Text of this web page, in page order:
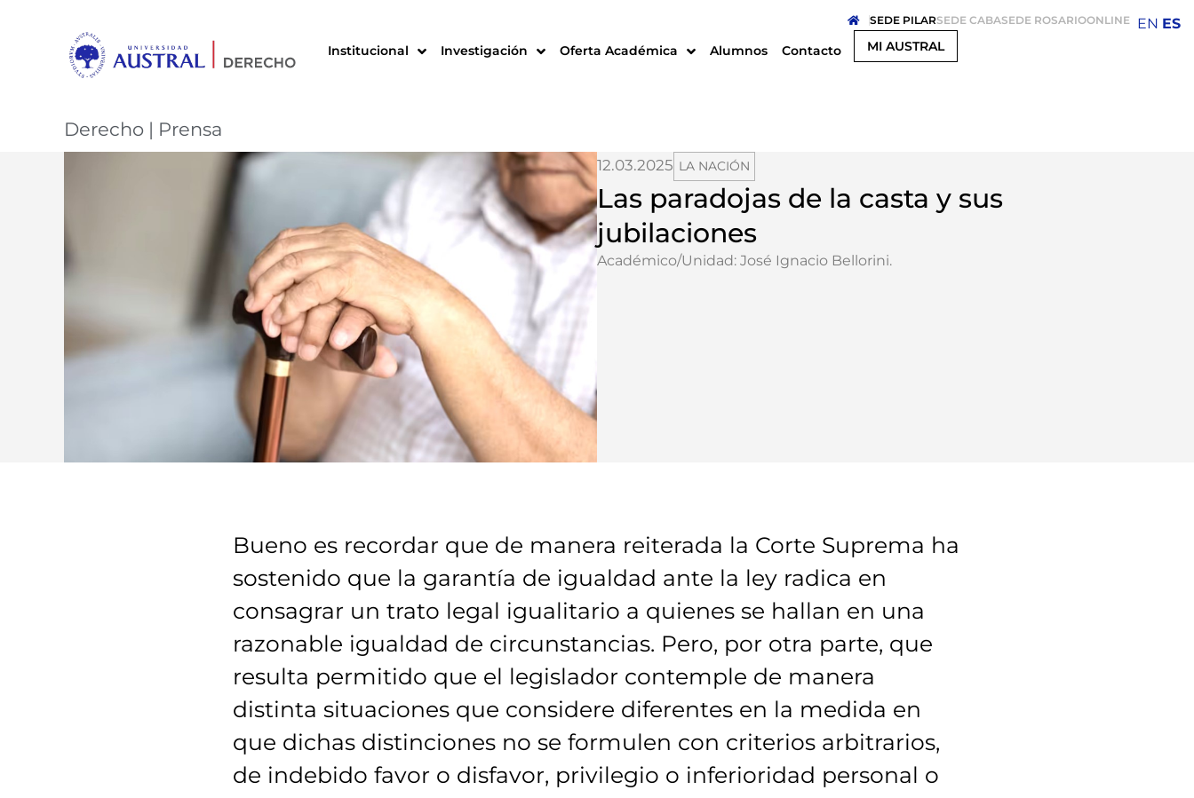
SEDE PILARSEDE CABASEDE ROSARIOONLINE
Institucional Investigación Oferta Académica Alumnos Contacto MI AUSTRAL
Derecho | Prensa
12.03.2025 LA NACIÓN
Las paradojas de la casta y sus
jubilaciones
Académico/Unidad: José Ignacio Bellorini.
Bueno es recordar que de manera reiterada la Corte Suprema ha
sostenido que la garantía de igualdad ante la ley radica en
consagrar un trato legal igualitario a quienes se hallan en una
razonable igualdad de circunstancias. Pero, por otra parte, que
resulta permitido que el legislador contemple de manera
distinta situaciones que considere diferentes en la medida en
que dichas distinciones no se formulen con criterios arbitrarios,
de indebido favor o disfavor, privilegio o inferioridad personal o
EN ES